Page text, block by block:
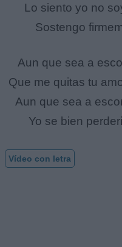
Lo siento yo no
Sostengo
Aun que sea a
Que me quitas tu
Aun que sea a
Yo se bien
Vídeo con letra